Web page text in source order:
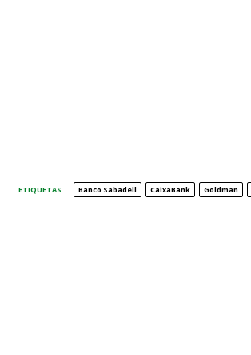
ETIQUETAS Banco Sabadell CaixaBank Goldman